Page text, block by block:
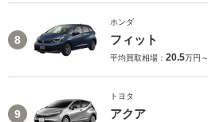
8
ホンダ
フィット
平均買取相場： 20.5万円～
9
トヨタ
アクア